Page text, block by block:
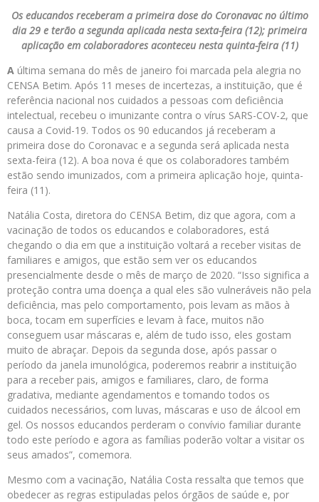
Os educandos receberam a primeira dose do Coronavac no último
dia 29 e terão a segunda aplicada nesta sexta-feira (12); primeira
aplicação em colaboradores aconteceu nesta quinta-feira (11)
A última semana do mês de janeiro foi marcada pela alegria no
CENSA Betim. Após 11 meses de incertezas, a instituição, que é
referência nacional nos cuidados a pessoas com deficiência
intelectual, recebeu o imunizante contra o vírus SARS-COV-2, que
causa a Covid-19. Todos os 90 educandos já receberam a
primeira dose do Coronavac e a segunda será aplicada nesta
sexta-feira (12). A boa nova é que os colaboradores também
estão sendo imunizados, com a primeira aplicação hoje, quinta-
feira (11).
Natália Costa, diretora do CENSA Betim, diz que agora, com a
vacinação de todos os educandos e colaboradores, está
chegando o dia em que a instituição voltará a receber visitas de
familiares e amigos, que estão sem ver os educandos
presencialmente desde o mês de março de 2020. “Isso significa a
proteção contra uma doença a qual eles são vulneráveis não pela
deficiência, mas pelo comportamento, pois levam as mãos à
boca, tocam em superfícies e levam à face, muitos não
conseguem usar máscaras e, além de tudo isso, eles gostam
muito de abraçar. Depois da segunda dose, após passar o
período da janela imunológica, poderemos reabrir a instituição
para a receber pais, amigos e familiares, claro, de forma
gradativa, mediante agendamentos e tomando todos os
cuidados necessários, com luvas, máscaras e uso de álcool em
gel. Os nossos educandos perderam o convívio familiar durante
todo este período e agora as famílias poderão voltar a visitar os
seus amados”, comemora.
Mesmo com a vacinação, Natália Costa ressalta que temos que
obedecer as regras estipuladas pelos órgãos de saúde e, por